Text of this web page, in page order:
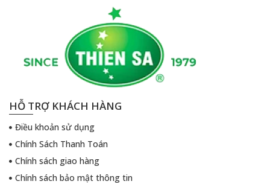
HỖ TRỢ KHÁCH HÀNG
Điều khoản sử dụng
Chính Sách Thanh Toán
Chính sách giao hàng
Chính sách bảo mật thông tin